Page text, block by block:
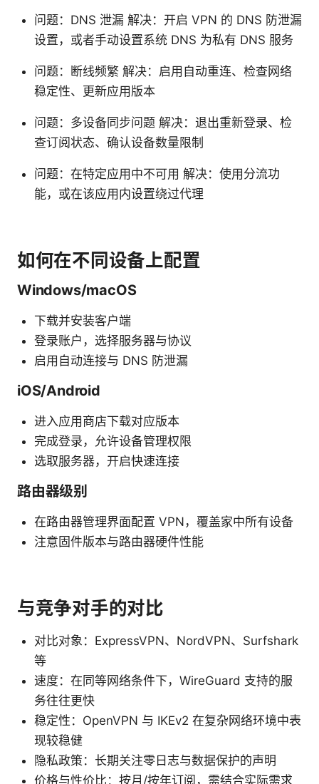
问题：DNS 泄漏 解决：开启 VPN 的 DNS 防泄漏
设置，或者手动设置系统 DNS 为私有 DNS 服务
问题：断线频繁 解决：启用自动重连、检查网络
稳定性、更新应用版本
问题：多设备同步问题 解决：退出重新登录、检
查订阅状态、确认设备数量限制
问题：在特定应用中不可用 解决：使用分流功
能，或在该应用内设置绕过代理
如何在不同设备上配置
Windows/macOS
下载并安装客户端
登录账户，选择服务器与协议
启用自动连接与 DNS 防泄漏
iOS/Android
进入应用商店下载对应版本
完成登录，允许设备管理权限
选取服务器，开启快速连接
路由器级别
在路由器管理界面配置 VPN，覆盖家中所有设备
注意固件版本与路由器硬件性能
与竞争对手的对比
对比对象：ExpressVPN、NordVPN、Surfshark
等
速度：在同等网络条件下，WireGuard 支持的服
务往往更快
稳定性：OpenVPN 与 IKEv2 在复杂网络环境中表
现较稳健
隐私政策：长期关注零日志与数据保护的声明
价格与性价比：按月/按年订阅，需结合实际需求